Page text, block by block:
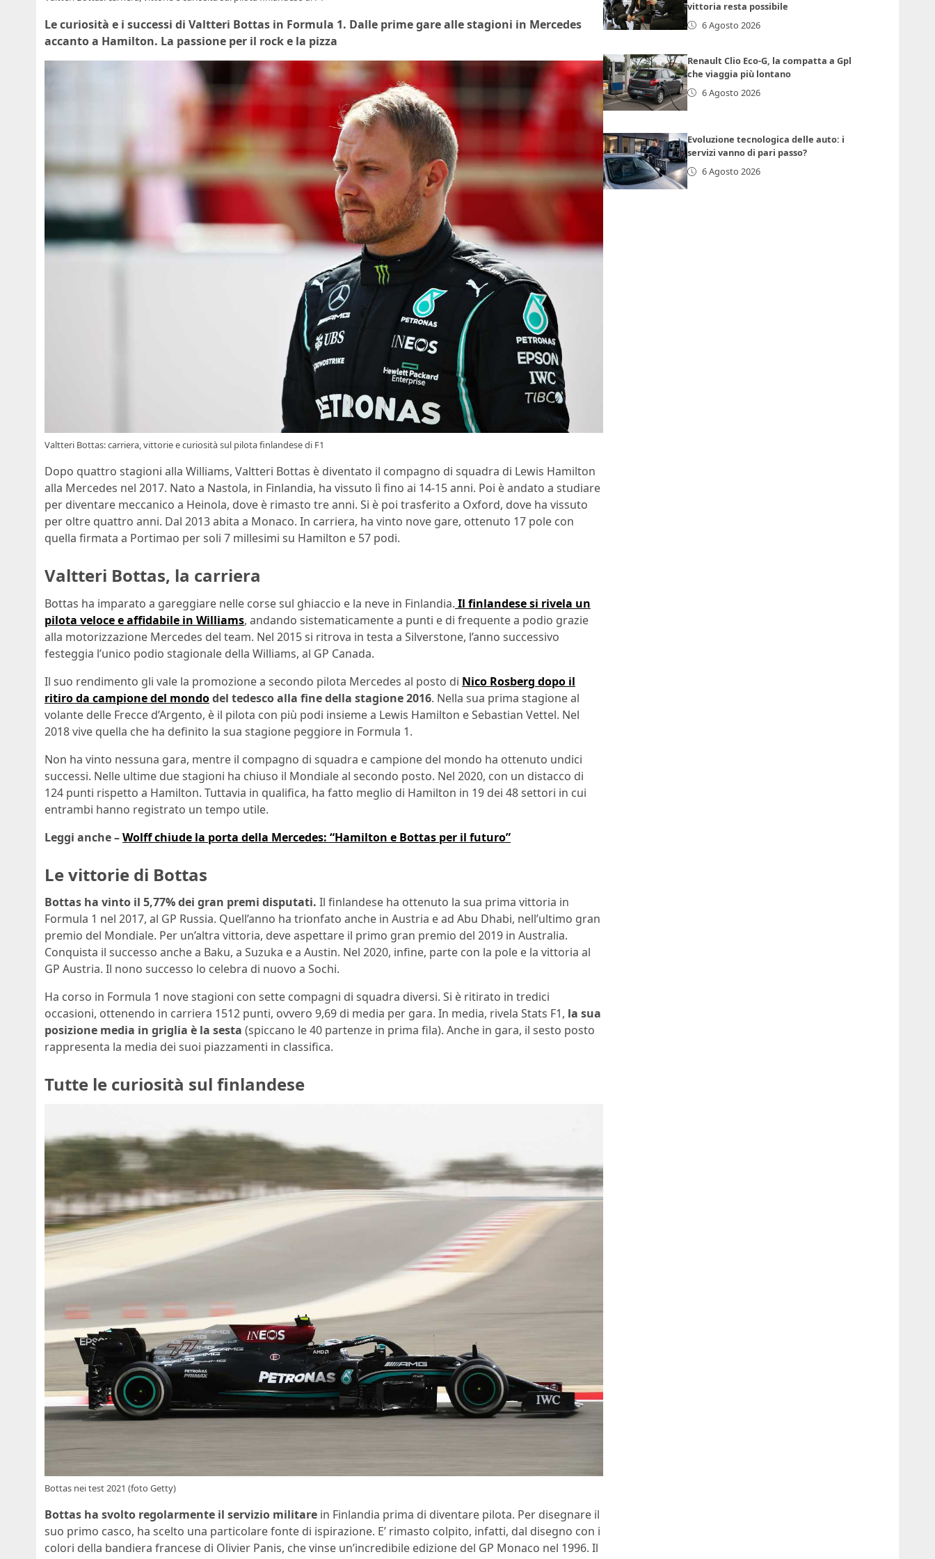
Le curiosità e i successi di Valtteri Bottas in Formula 1. Dalle prime gare alle stagioni in Mercedes
accanto a Hamilton. La passione per il rock e la pizza
Valtteri Bottas: carriera, vittorie e curiosità sul pilota finlandese di F1
Dopo quattro stagioni alla Williams, Valtteri Bottas è diventato il compagno di squadra di Lewis Hamilton
alla Mercedes nel 2017. Nato a Nastola, in Finlandia, ha vissuto lì fino ai 14-15 anni. Poi è andato a studiare
per diventare meccanico a Heinola, dove è rimasto tre anni. Si è poi trasferito a Oxford, dove ha vissuto
per oltre quattro anni. Dal 2013 abita a Monaco. In carriera, ha vinto nove gare, ottenuto 17 pole con
quella firmata a Portimao per soli 7 millesimi su Hamilton e 57 podi.
Valtteri Bottas, la carriera
Bottas ha imparato a gareggiare nelle corse sul ghiaccio e la neve in Finlandia. Il finlandese si rivela un
pilota veloce e affidabile in Williams, andando sistematicamente a punti e di frequente a podio grazie
alla motorizzazione Mercedes del team. Nel 2015 si ritrova in testa a Silverstone, l’anno successivo
festeggia l’unico podio stagionale della Williams, al GP Canada.
Il suo rendimento gli vale la promozione a secondo pilota Mercedes al posto di Nico Rosberg dopo il
ritiro da campione del mondodel tedesco alla fine della stagione 2016. Nella sua prima stagione al
volante delle Frecce d’Argento, è il pilota con più podi insieme a Lewis Hamilton e Sebastian Vettel. Nel
2018 vive quella che ha definito la sua stagione peggiore in Formula 1.
Non ha vinto nessuna gara, mentre il compagno di squadra e campione del mondo ha ottenuto undici
successi. Nelle ultime due stagioni ha chiuso il Mondiale al secondo posto. Nel 2020, con un distacco di
124 punti rispetto a Hamilton. Tuttavia in qualifica, ha fatto meglio di Hamilton in 19 dei 48 settori in cui
entrambi hanno registrato un tempo utile.
Leggi anche –Wolff chiude la porta della Mercedes: “Hamilton e Bottas per il futuro”
Le vittorie di Bottas
Bottas ha vinto il 5,77% dei gran premi disputati. Il finlandese ha ottenuto la sua prima vittoria in
Formula 1 nel 2017, al GP Russia. Quell’anno ha trionfato anche in Austria e ad Abu Dhabi, nell’ultimo gran
premio del Mondiale. Per un’altra vittoria, deve aspettare il primo gran premio del 2019 in Australia.
Conquista il successo anche a Baku, a Suzuka e a Austin. Nel 2020, infine, parte con la pole e la vittoria al
GP Austria. Il nono successo lo celebra di nuovo a Sochi.
Ha corso in Formula 1 nove stagioni con sette compagni di squadra diversi. Si è ritirato in tredici
occasioni, ottenendo in carriera 1512 punti, ovvero 9,69 di media per gara. In media, rivela Stats F1, la sua
posizione media in griglia è la sesta (spiccano le 40 partenze in prima fila). Anche in gara, il sesto posto
rappresenta la media dei suoi piazzamenti in classifica.
Tutte le curiosità sul finlandese
Bottas nei test 2021 (foto Getty)
Bottas ha svolto regolarmente il servizio militare in Finlandia prima di diventare pilota. Per disegnare il
suo primo casco, ha scelto una particolare fonte di ispirazione. E’ rimasto colpito, infatti, dal disegno con i
colori della bandiera francese di Olivier Panis, che vinse un’incredibile edizione del GP Monaco nel 1996. Il
vittoria resta possibile
6 Agosto 2026
Renault Clio Eco-G, la compatta a Gpl
che viaggia più lontano
6 Agosto 2026
Evoluzione tecnologica delle auto: i
servizi vanno di pari passo?
6 Agosto 2026